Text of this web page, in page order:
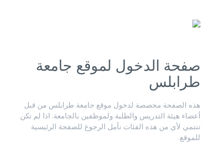
صفحة الدخول لموقع جامعة
طرابلس
هذه الصفحة مخصصة لدخول موقع جامعة طرابلس من قبل
أعضاء هيئة التدريس والطلبة ولموظفين بالجامعة. اذا لم تكن
تنتمي لأي من هذه الفئات نأمل الرجوع للصفحة الرئيسية
للموقع.